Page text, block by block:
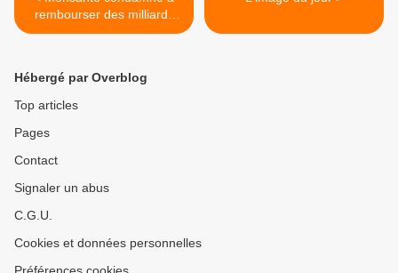
rembourser des milliards
aux paysans brésiliens
Hébergé par Overblog
Top articles
Pages
Contact
Signaler un abus
C.G.U.
Cookies et données personnelles